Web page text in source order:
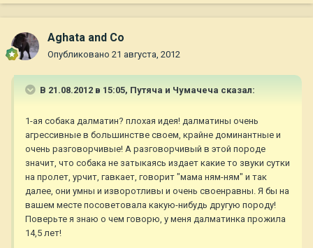
Aghata and Co
Опубликовано 21 августа, 2012
В 21.08.2012 в 15:05, Путяча и Чумачеча сказал:
1-ая собака далматин? плохая идея! далматины очень
агрессивные в большинстве своем, крайне доминантные и
очень разговорчивые! А разговорчивый в этой породе
значит, что собака не затыкаясь издает какие то звуки сутки
на пролет, урчит, гавкает, говорит "мама ням-ням" и так
далее, они умны и изворотливы и очень своенравны. Я бы на
вашем месте посоветовала какую-нибудь другую породу!
Поверьте я знаю о чем говорю, у меня далматинка прожила
14,5 лет!